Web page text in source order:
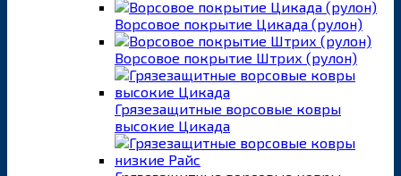
Ворсовое покрытие Цикада (рулон)
Ворсовое покрытие Штрих (рулон)
Грязезащитные ворсовые ковры
высокие Цикада